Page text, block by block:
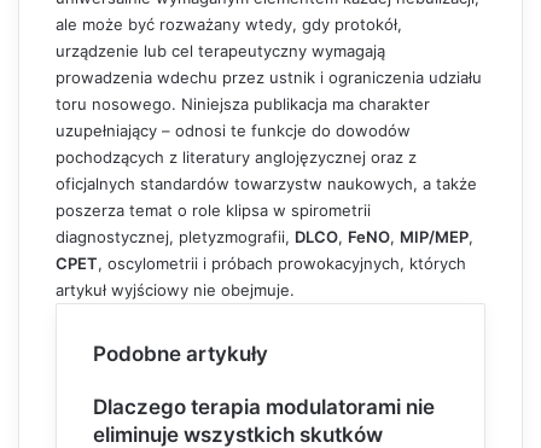
ale może być rozważany wtedy, gdy protokół,
urządzenie lub cel terapeutyczny wymagają
prowadzenia wdechu przez ustnik i ograniczenia udziału
toru nosowego. Niniejsza publikacja ma charakter
uzupełniający – odnosi te funkcje do dowodów
pochodzących z literatury anglojęzycznej oraz z
oficjalnych standardów towarzystw naukowych, a także
poszerza temat o role klipsa w spirometrii
diagnostycznej, pletyzmografii, DLCO, FeNO, MIP/MEP,
CPET, oscylometrii i próbach prowokacyjnych, których
artykuł wyjściowy nie obejmuje.
Podobne artykuły
Dlaczego terapia modulatorami nie
eliminuje wszystkich skutków